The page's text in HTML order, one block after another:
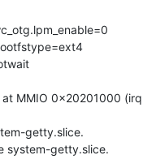
MMIO 0x20201000 (irq
getty.slice.
system-getty.slice.